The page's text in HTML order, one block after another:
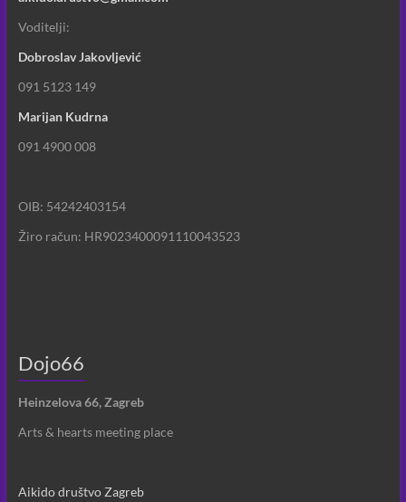
Voditelji:
Dobroslav Jakovljević
091 5123 149
Marijan Kudrna
091 4900 008
OIB: 54242403154
Žiro račun: HR9023400091110043523
Dojo66
Heinzelova 66, Zagreb
Arts & hearts meeting place
Aikido društvo Zagreb